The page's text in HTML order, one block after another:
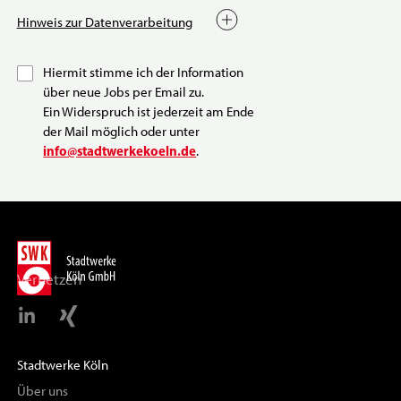
Hinweis zur Datenverarbeitung
Hiermit stimme ich der Information
über neue Jobs per Email zu.
Ein Widerspruch ist jederzeit am Ende
der Mail möglich oder unter
info@stadtwerkekoeln.de.
Vernetzen
Stadtwerke Köln
Über uns